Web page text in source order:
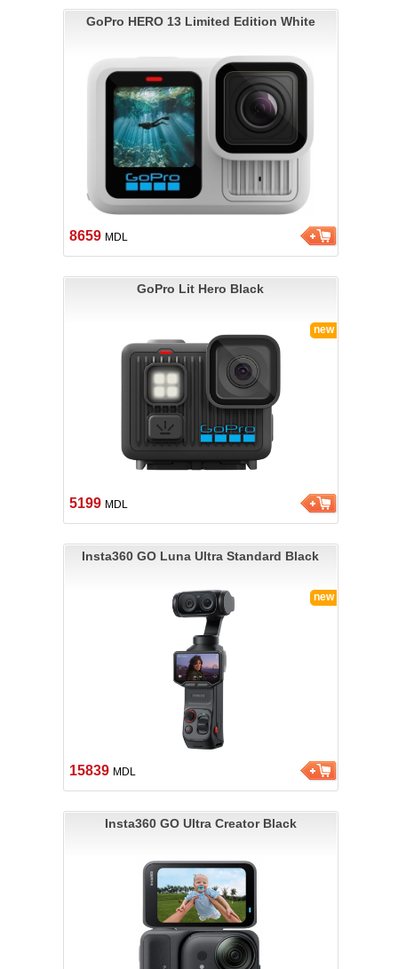
GoPro HERO 13 Limited Edition White
8659 MDL
new
GoPro Lit Hero Black
5199 MDL
new
Insta360 GO Luna Ultra Standard Black
15839 MDL
Insta360 GO Ultra Creator Black